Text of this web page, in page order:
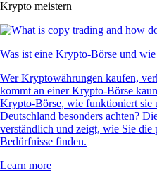
Krypto meistern
Was ist eine Krypto-Börse und
Wer Kryptowährungen kaufen,
kommt an einer Krypto-Börse
Krypto-Börse, wie funktioniert sie
Deutschland besonders achten?
verständlich und zeigt, wie Sie die
Bedürfnisse finden.
Learn more